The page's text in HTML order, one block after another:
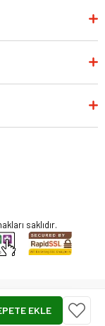
saklıdır.
Üye Girişi